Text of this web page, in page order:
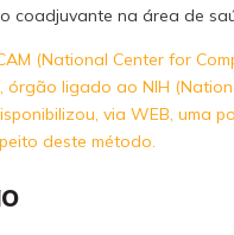
coadjuvante na área de
(National Center for
órgão ligado ao NIH
via WEB, uma
deste método.